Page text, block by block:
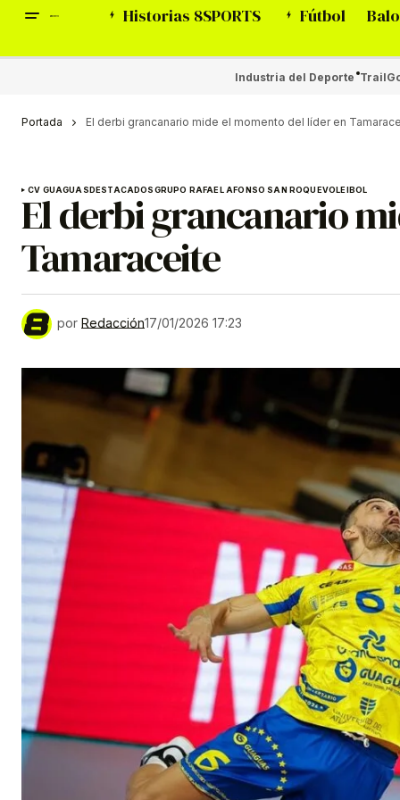
Historias 8SPORTS Fútbol
Industria del Deporte Trail
Portada El derbi grancanario mide el momento del líder en
CV GUAGUASDESTACADOSGRUPO RAFAEL AFONSO SAN ROQUEVOLEIBOL
El derbi grancanario
Tamaraceite
por Redacción17/01/2026 17:23